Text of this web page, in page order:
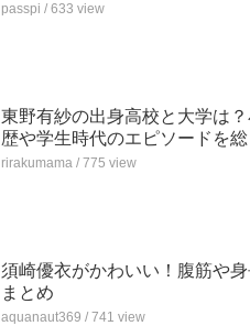
passpi / 633 view
東野有紗の出身高校と大学は
歴や学生時代のエピソードを
rirakumama / 775 view
須崎優衣がかわいい！腹筋や
まとめ
aquanaut369 / 741 view